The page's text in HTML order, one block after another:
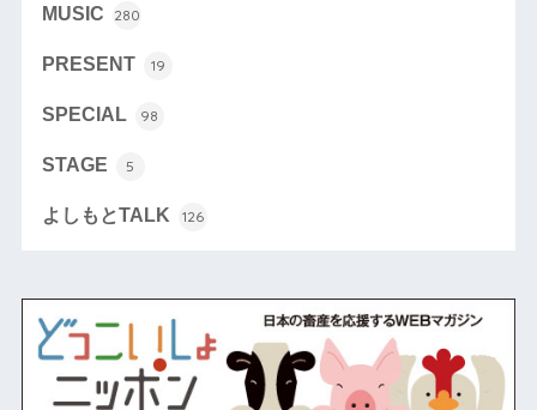
MUSIC 280
PRESENT 19
SPECIAL 98
STAGE 5
よしもとTALK 126